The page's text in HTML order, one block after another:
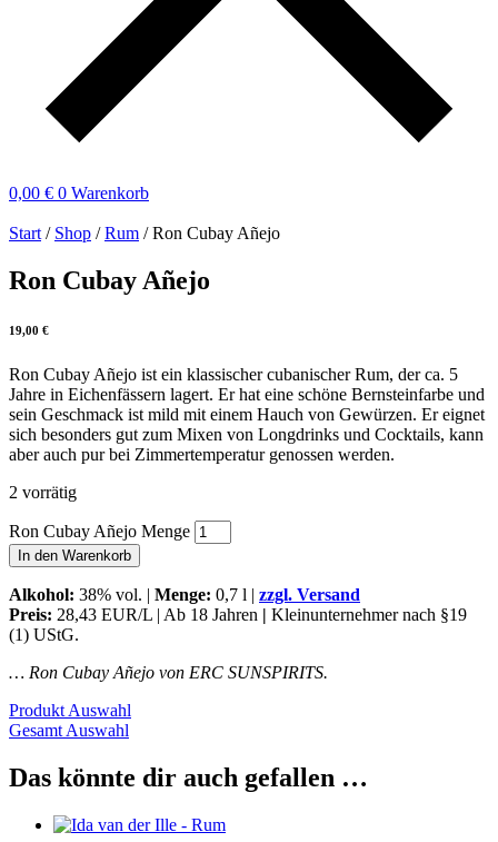
0,00 € 0 Warenkorb
Start / Shop /Rum / Ron Cubay Añejo
Ron Cubay Añejo
19,00 €
Ron Cubay Añejo ist ein klassischer cubanischer Rum, der ca. 5
Jahre in Eichenfässern lagert. Er hat eine schöne Bernsteinfarbe und
sein Geschmack ist mild mit einem Hauch von Gewürzen. Er eignet
sich besonders gut zum Mixen von Longdrinks und Cocktails, kann
aber auch pur bei Zimmertemperatur genossen werden.
2 vorrätig
Ron Cubay Añejo Menge
In den Warenkorb
Alkohol: 38% vol. | Menge: 0,7 l | zzgl. Versand
Preis: 28,43 EUR/L | Ab 18 Jahren | Kleinunternehmer nach §19
(1) UStG.
… Ron Cubay Añejo von ERC SUNSPIRITS.
Produkt Auswahl
Gesamt Auswahl
Das könnte dir auch gefallen …